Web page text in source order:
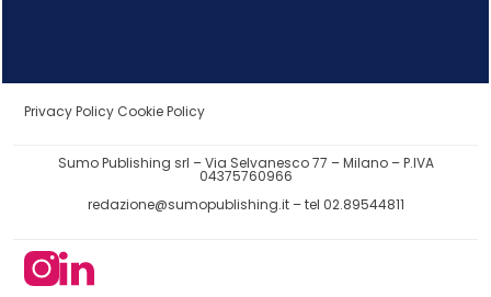
Privacy Policy Cookie Policy
Sumo Publishing srl – Via Selvanesco 77 – Milano – P.IVA
04375760966
redazione@sumopublishing.it– tel 02.89544811